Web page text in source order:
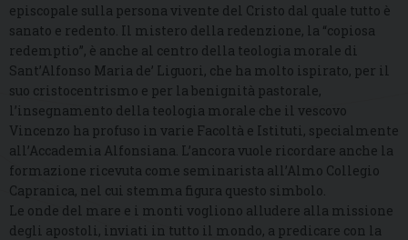
episcopale sulla persona vivente del Cristo dal quale tutto è
sanato e redento. Il mistero della redenzione, la “copiosa
redemptio”, è anche al centro della teologia morale di
Sant’Alfonso Maria de’ Liguori, che ha molto ispirato, per il
suo cristocentrismo e per la benignità pastorale,
l’insegnamento della teologia morale che il vescovo
Vincenzo ha profuso in varie Facoltà e Istituti, specialmente
all’Accademia Alfonsiana. L’ancora vuole ricordare anche la
formazione ricevuta come seminarista all’Almo Collegio
Capranica, nel cui stemma figura questo simbolo.
Le onde del mare e i monti vogliono alludere alla missione
degli apostoli, inviati in tutto il mondo, a predicare con la